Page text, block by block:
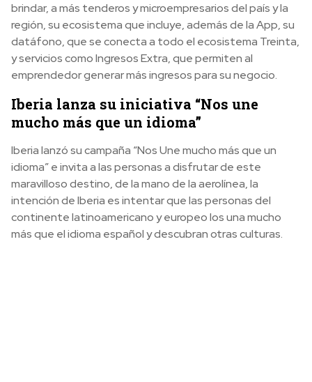
brindar, a más tenderos y microempresarios del país y la
región, su ecosistema que incluye, además de la App, su
datáfono, que se conecta a todo el ecosistema Treinta,
y servicios como Ingresos Extra, que permiten al
emprendedor generar más ingresos para su negocio.
Iberia lanza su iniciativa “Nos une
mucho más que un idioma”
Iberia lanzó su campaña “Nos Une mucho más que un
idioma” e invita a las personas a disfrutar de este
maravilloso destino, de la mano de la aerolínea, la
intención de Iberia es intentar que las personas del
continente latinoamericano y europeo los una mucho
más que el idioma español y descubran otras culturas.